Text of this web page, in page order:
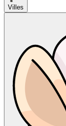
Villes